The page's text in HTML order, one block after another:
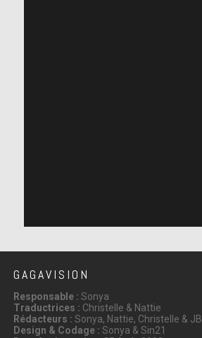
GAGAVISION
Responsable : Sonya
Traductrices : Christelle & Nattie
Rédacteurs : Sonya, Nattie, Christelle & JB
Design & Codage : Sonya & Sin21